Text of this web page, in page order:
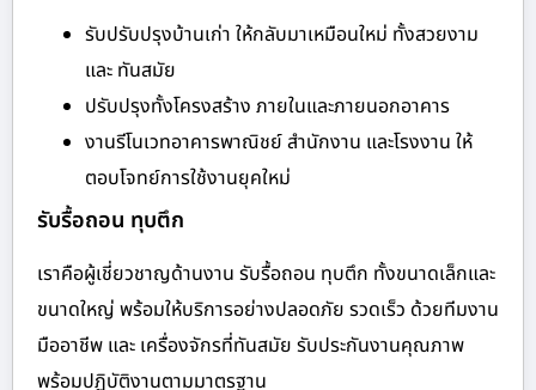
รับปรับปรุงบ้านเก่า ให้กลับมาเหมือนใหม่ ทั้งสวยงาม
และ ทันสมัย
ปรับปรุงทั้งโครงสร้าง ภายในและภายนอกอาคาร
งานรีโนเวทอาคารพาณิชย์ สำนักงาน และโรงงาน ให้
ตอบโจทย์การใช้งานยุคใหม่
รับรื้อถอน ทุบตึก
เราคือผู้เชี่ยวชาญด้านงาน รับรื้อถอน ทุบตึก ทั้งขนาดเล็กและ
ขนาดใหญ่ พร้อมให้บริการอย่างปลอดภัย รวดเร็ว ด้วยทีมงาน
มืออาชีพ และ เครื่องจักรที่ทันสมัย รับประกันงานคุณภาพ
พร้อมปฏิบัติงานตามมาตรฐาน